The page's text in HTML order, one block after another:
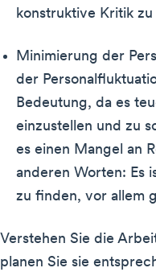
konstruktive Kritik
Minimierung der
der
Bedeutung, da es
einzustellen und zu
es einen Mangel an
anderen Worten: Es
zu finden, vor allem
Verstehen Sie die
planen Sie sie